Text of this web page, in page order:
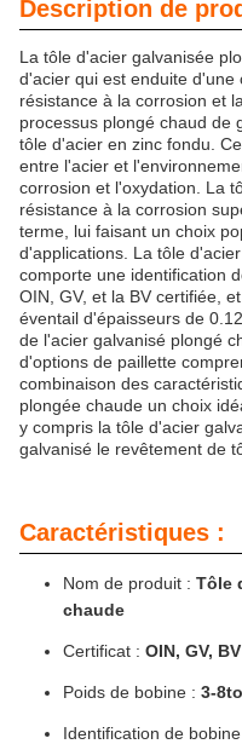
Description de
La tôle d'acier galvanisée
d'acier qui est enduite d'une
résistance à la corrosion et
processus plongé chaud de
tôle d'acier en zinc fondu.
entre l'acier et
corrosion et l'oxydation. La
résistance à la corrosion
terme, lui faisant un choix
d'applications. La tôle
comporte une identification
OIN, GV, et la BV certifiée,
éventail d'épaisseurs de
de l'acier galvanisé plongé
d'options de paillette
combinaison des
plongée chaude un choix
y compris la tôle d'acier
galvanisé le revêtement de
Caractéristiques :
Nom de produit : Tôle
chaude
Certificat : OIN, GV, BV
Poids de bobine : 3-
Identification de